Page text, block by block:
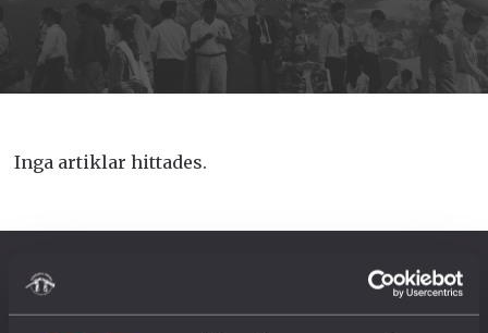
Inga artiklar hittades.
OM OSS